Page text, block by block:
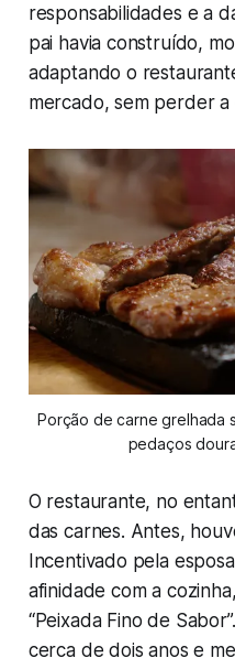
responsabilidades e a
pai havia construído,
adaptando o
mercado, sem perder a
Porção de carne grelhada
pedaços
O restaurante, no
das carnes. Antes,
Incentivado pela
afinidade com a
“Peixada Fino de
cerca de dois anos e